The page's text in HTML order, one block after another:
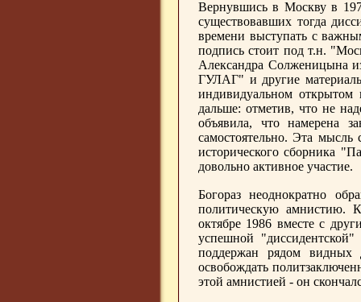
Вернувшись в Москву в
существовавших тогда
времени выступать с
подпись стоит под т.н.
Александра Солженицына
ГУЛАГ" и другие
индивидуальном
дальше: отметив, что не
объявила, что намерена
самостоятельно. Эта мысль
исторического сборника
довольно активное участие.
Богораз неоднократно
политическую амнистию.
октябре 1986 вместе с
успешной
поддержан рядом видных
освобождать
этой амнистией - он